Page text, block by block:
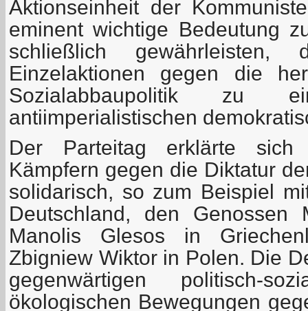
Aktionseinheit der
eminent wichtige Bedeutung
schließlich
Einzelaktionen gegen die
Sozialabbaupolitik zu
antiimperialistischen
Der Parteitag erklärte
Kämpfern gegen die Diktatur
solidarisch, so zum Beispiel
Deutschland, den Genossen
Manolis Glesos in
Zbigniew Wiktor in Polen. Die
gegenwärtigen politisch-
ökologischen Bewegungen